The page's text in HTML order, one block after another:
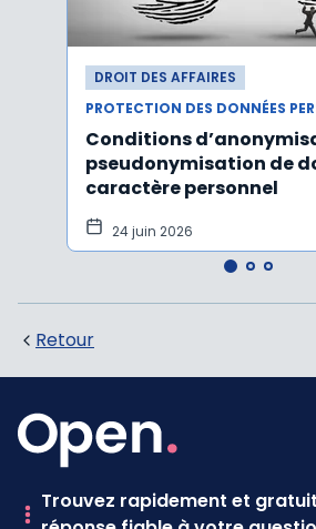
DROIT DES AFFAIRES
Conditions
pseudonymisation de
caractère personnel
24 juin 2026
Retour
Trouvez rapidement et